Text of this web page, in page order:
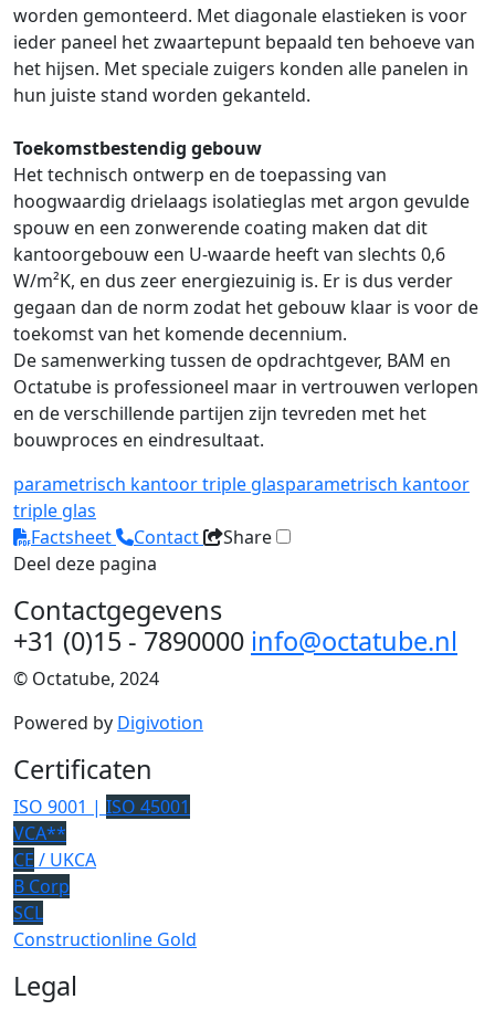
worden gemonteerd. Met diagonale elastieken is voor
ieder paneel het zwaartepunt bepaald ten behoeve van
het hijsen. Met speciale zuigers konden alle panelen in
hun juiste stand worden gekanteld.
Toekomstbestendig gebouw
Het technisch ontwerp en de toepassing van
hoogwaardig drielaags isolatieglas met argon gevulde
spouw en een zonwerende coating maken dat dit
kantoorgebouw een U-waarde heeft van slechts 0,6
W/m²K, en dus zeer energiezuinig is. Er is dus verder
gegaan dan de norm zodat het gebouw klaar is voor de
toekomst van het komende decennium.
De samenwerking tussen de opdrachtgever, BAM en
Octatube is professioneel maar in vertrouwen verlopen
en de verschillende partijen zijn tevreden met het
bouwproces en eindresultaat.
parametrisch kantoortriple glasparametrisch kantoor
triple glas
Factsheet
Contact
Share
Deel deze pagina
Contactgegevens
+31 (0)15 - 7890000 info@octatube.nl
© Octatube, 2024
Powered by Digivotion
Certificaten
ISO 9001 | ISO 45001
VCA**
CE / UKCA
B Corp
SCL
Constructionline Gold
Legal